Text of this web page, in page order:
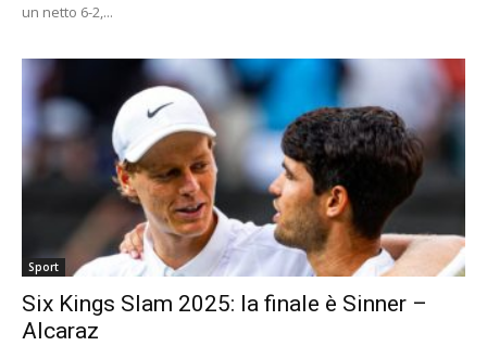
un netto 6-2,...
Sport
Six Kings Slam 2025: la finale è Sinner –
Alcaraz